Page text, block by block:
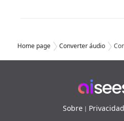
Home page Converter áudio
Sobre |